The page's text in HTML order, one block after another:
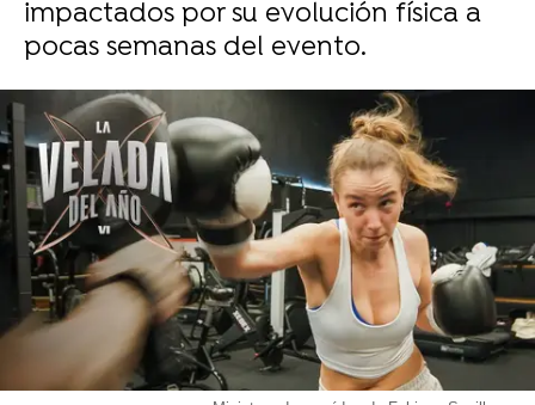
impactados por su evolución física a
pocas semanas del evento.